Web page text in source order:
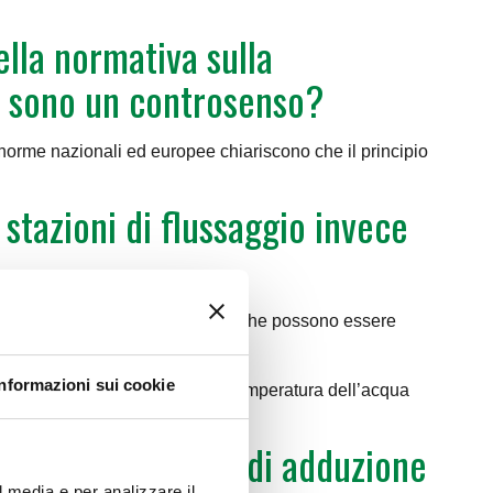
sui cookie
normativa sulla
un controsenso?
nazionali ed europee chiariscono che il principio
di flussaggio invece
da miscelatore termostatici che possono essere
oppure qualora la temperatura dell’acqua
sia nel ramo di adduzione